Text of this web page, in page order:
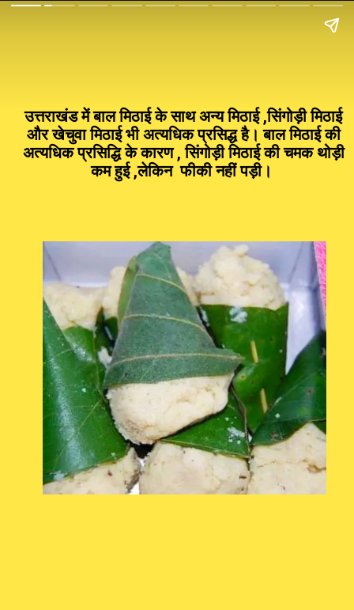
उत्तराखंड में बाल मिठाई के साथ अन्य मिठाई ,सिंगोड़ी मिठाई
और खेचुवा मिठाई भी अत्यधिक प्रसिद्ध है। बाल मिठाई की
अत्यधिक प्रसिद्धि के कारण , सिंगोड़ी मिठाई की चमक थोड़ी
कम हुई ,लेकिन फीकी नहीं पड़ी।